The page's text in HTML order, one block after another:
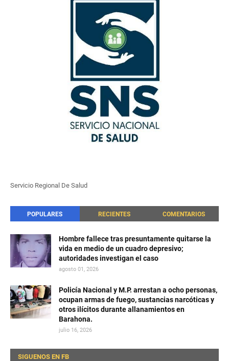
Servicio Regional De Salud
POPULARES RECIENTES COMENTARIOS
Hombre fallece tras presuntamente quitarse la
vida en medio de un cuadro depresivo;
autoridades investigan el caso
agosto 01, 2026
Policía Nacional y M.P. arrestan a ocho personas,
ocupan armas de fuego, sustancias narcóticas y
otros ilícitos durante allanamientos en
Barahona.
julio 16, 2026
SIGUENOS EN FB